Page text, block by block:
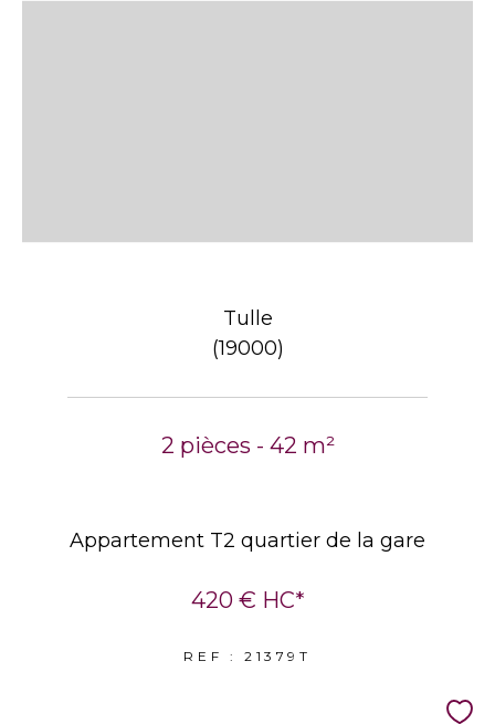
Tulle
(19000)
2 pièces - 42 m²
Appartement T2 quartier de la gare
420 € HC*
REF : 21379T